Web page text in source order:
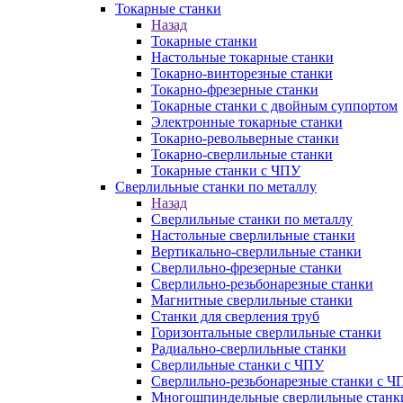
Токарные станки
Назад
Токарные станки
Настольные токарные станки
Токарно-винторезные станки
Токарно-фрезерные станки
Токарные станки с двойным суппортом
Электронные токарные станки
Токарно-револьверные станки
Токарно-сверлильные станки
Токарные станки с ЧПУ
Сверлильные станки по металлу
Назад
Сверлильные станки по металлу
Настольные сверлильные станки
Вертикально-сверлильные станки
Сверлильно-фрезерные станки
Сверлильно-резьбонарезные станки
Магнитные сверлильные станки
Станки для сверления труб
Горизонтальные сверлильные станки
Радиально-сверлильные станки
Сверлильные станки с ЧПУ
Сверлильно-резьбонарезные станки с
Многошпиндельные сверлильные